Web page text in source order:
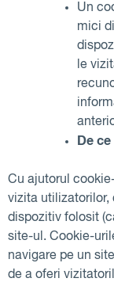
Un
mici
le
De
Cu ajutorul
vizita utilizatorilor,
dispozitiv folosit
site-ul. Cookie-
navigare pe un
de a oferi